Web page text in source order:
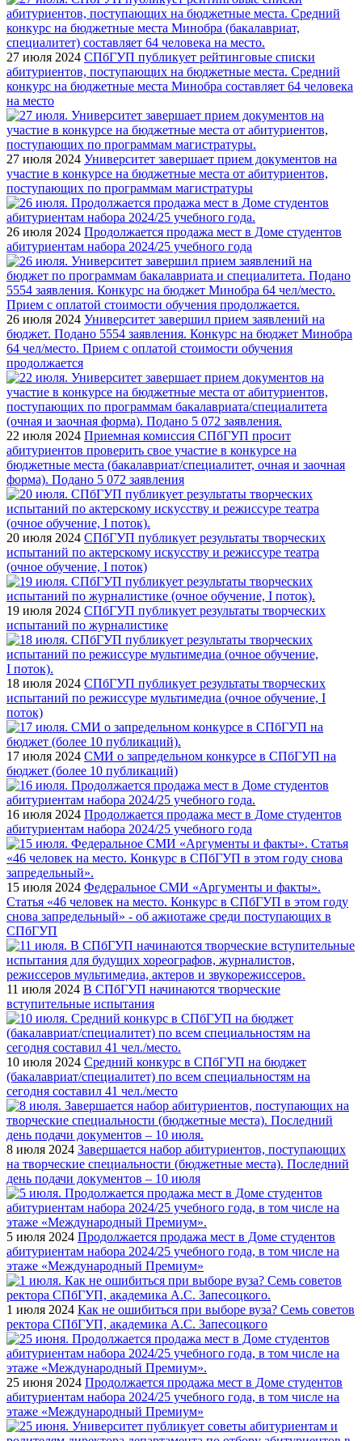
27 июля 2024 СПбГУП публикует рейтинговые списки
абитуриентов, поступающих на бюджетные места. Средний
конкурс на бюджетные места Минобра составляет 64 человека
на место
27 июля 2024 Университет завершает прием документов на
участие в конкурсе на бюджетные места от абитуриентов,
поступающих по программам магистратуры
26 июля 2024 Продолжается продажа мест в Доме студентов
абитуриентам набора 2024/25 учебного года
26 июля 2024 Университет завершил прием заявлений на
бюджет. Подано 5554 заявления. Конкурс на бюджет Минобра
64 чел/место. Прием с оплатой стоимости обучения
продолжается
22 июля 2024 Приемная комиссия СПбГУП просит
абитуриентов проверить свое участие в конкурсе на
бюджетные места (бакалавриат/специалитет, очная и заочная
форма). Подано 5 072 заявления
20 июля 2024 СПбГУП публикует результаты творческих
испытаний по актерскому искусству и режиссуре театра
(очное обучение, I поток)
19 июля 2024 СПбГУП публикует результаты творческих
испытаний по журналистике
18 июля 2024 СПбГУП публикует результаты творческих
испытаний по режиссуре мультимедиа (очное обучение, I
поток)
17 июля 2024 СМИ о запредельном конкурсе в СПбГУП на
бюджет (более 10 публикаций)
16 июля 2024 Продолжается продажа мест в Доме студентов
абитуриентам набора 2024/25 учебного года
15 июля 2024 Федеральное СМИ «Аргументы и факты».
Статья «46 человек на место. Конкурс в СПбГУП в этом году
снова запредельный» - об ажиотаже среди поступающих в
СПбГУП
11 июля 2024 В СПбГУП начинаются творческие
вступительные испытания
10 июля 2024 Средний конкурс в СПбГУП на бюджет
(бакалавриат/специалитет) по всем специальностям на
сегодня составил 41 чел./место
8 июля 2024 Завершается набор абитуриентов, поступающих
на творческие специальности (бюджетные места). Последний
день подачи документов – 10 июля
5 июля 2024 Продолжается продажа мест в Доме студентов
абитуриентам набора 2024/25 учебного года, в том числе на
этаже «Международный Премиум»
1 июля 2024 Как не ошибиться при выборе вуза? Семь советов
ректора СПбГУП, академика А.С. Запесоцкого
25 июня 2024 Продолжается продажа мест в Доме студентов
абитуриентам набора 2024/25 учебного года, в том числе на
этаже «Международный Премиум»